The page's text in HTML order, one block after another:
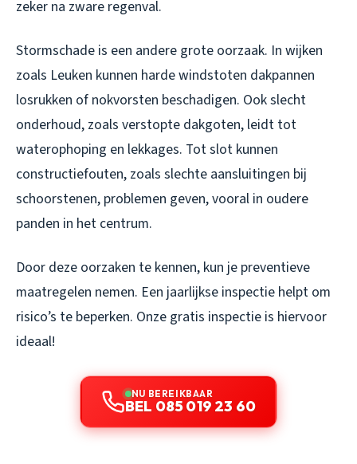
zeker na zware regenval.
Stormschade is een andere grote oorzaak. In wijken
zoals Leuken kunnen harde windstoten dakpannen
losrukken of nokvorsten beschadigen. Ook slecht
onderhoud, zoals verstopte dakgoten, leidt tot
waterophoping en lekkages. Tot slot kunnen
constructiefouten, zoals slechte aansluitingen bij
schoorstenen, problemen geven, vooral in oudere
panden in het centrum.
Door deze oorzaken te kennen, kun je preventieve
maatregelen nemen. Een jaarlijkse inspectie helpt om
risico’s te beperken. Onze gratis inspectie is hiervoor
ideaal!
NU BEREIKBAAR
BEL 085 019 23 60